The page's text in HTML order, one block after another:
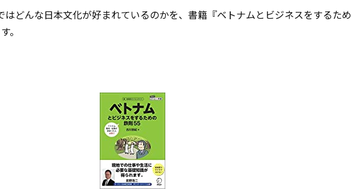
どんな日本文化が好まれているのかを、書籍『ベトナムとビジネスをするた
。